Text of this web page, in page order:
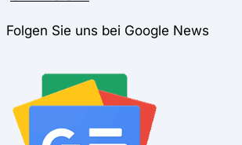
Folgen Sie uns bei Google News